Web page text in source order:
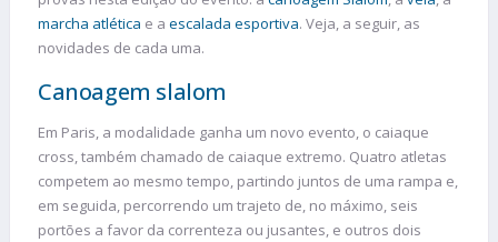
marcha atlética e a escalada esportiva. Veja, a seguir, as
novidades de cada uma.
Canoagem slalom
Em Paris, a modalidade ganha um novo evento, o caiaque
cross, também chamado de caiaque extremo. Quatro atletas
competem ao mesmo tempo, partindo juntos de uma rampa e,
em seguida, percorrendo um trajeto de, no máximo, seis
portões a favor da correnteza ou jusantes, e outros dois